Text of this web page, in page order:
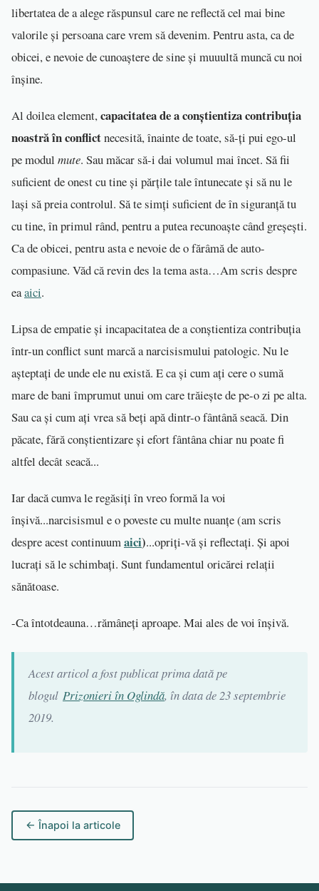
libertatea de a alege răspunsul care ne reflectă cel mai bine
valorile și persoana care vrem să devenim. Pentru asta, ca de
obicei, e nevoie de cunoaștere de sine și muuultă muncă cu noi
înșine.
Al doilea element,capacitatea de a conștientiza contribuția
noastră în conflictnecesită, înainte de toate, să-ți pui ego-ul
pe modul mute. Sau măcar să-i dai volumul mai încet. Să fii
suficient de onest cu tine și părțile tale întunecate și să nu le
lași să preia controlul. Să te simți suficient de în siguranță tu
cu tine, în primul rând, pentru a putea recunoaște când greșești.
Ca de obicei, pentru asta e nevoie de o fărâmă de auto-
compasiune. Văd că revin des la tema asta…Am scris despre
eaaici.
Lipsa de empatie și incapacitatea de a conștientiza contribuția
într-un conflict sunt marcă a narcisismului patologic. Nu le
așteptați de unde ele nu există. E ca și cum ați cere o sumă
mare de bani împrumut unui om care trăiește de pe-o zi pe alta.
Sau ca și cum ați vrea să beți apă dintr-o fântână seacă. Din
păcate, fără conștientizare și efort fântâna chiar nu poate fi
altfel decât seacă...
Iar dacă cumva le regăsiți în vreo formă la voi
înșivă...narcisismul e o poveste cu multe nuanțe (am scris
despre acest continuumaici)...opriți-vă și reflectați. Și apoi
lucrați să le schimbați. Sunt fundamentul oricărei relații
sănătoase.
-Ca întotdeauna…rămâneți aproape. Mai ales de voi înșivă.
Acest articol a fost publicat prima dată pe
blogul Prizonieri în Oglindă, în data de 23 septembrie
2019.
← Înapoi la articole